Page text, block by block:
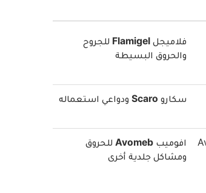
فلاميجل Flamigel للجروح
والحروق البسيطة
سكارو Scaro ودواعي استعماله
افوميب Avomeb للحروق
ومشاكل جلدية أخرى